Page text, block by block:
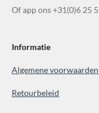
0
3
8
Of app ons +31(0)6 25
Informatie
Algemene voorwaarden
Retourbeleid